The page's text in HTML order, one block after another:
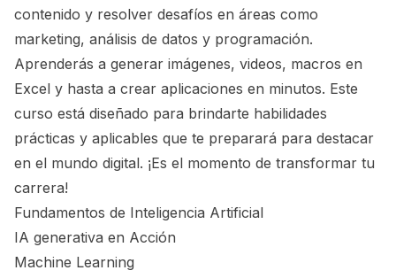
contenido y resolver desafíos en áreas como
marketing, análisis de datos y programación.
Aprenderás a generar imágenes, videos, macros en
Excel y hasta a crear aplicaciones en minutos. Este
curso está diseñado para brindarte habilidades
prácticas y aplicables que te preparará para destacar
en el mundo digital. ¡Es el momento de transformar tu
carrera!
Fundamentos de Inteligencia Artificial
IA generativa en Acción
Machine Learning